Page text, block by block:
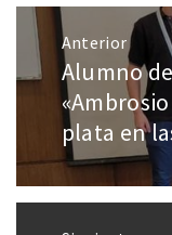
Anterior
Alumno
plata en